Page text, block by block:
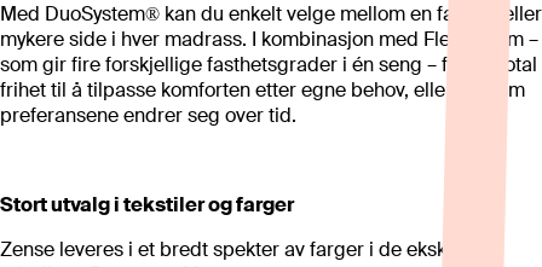
Med DuoSystem® kan du enkelt velge mellom en fastere eller
mykere side i hver madrass. I kombinasjon med FlexSystem –
som gir fire forskjellige fasthetsgrader i én seng – får du total
frihet til å tilpasse komforten etter egne behov, eller dersom
preferansene endrer seg over tid.
Stort utvalg i tekstiler og farger
Zense leveres i et bredt spekter av farger i de eksklusive